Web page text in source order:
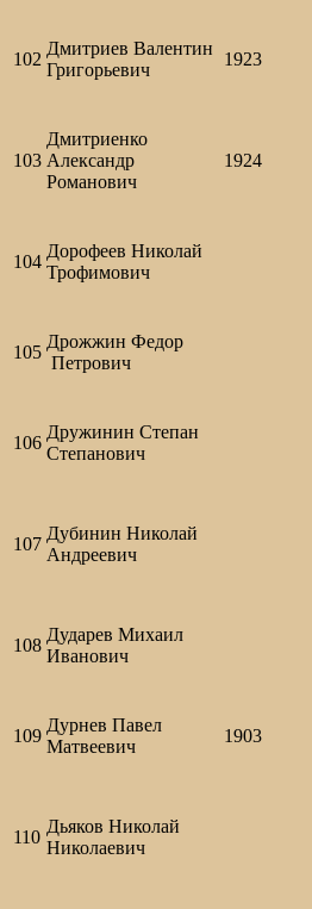
102
Дмитриев Валентин
Григорьевич
1923
103
Дмитриенко
Александр
Романович
1924
104
Дорофеев Николай
Трофимович
105
Дрожжин Федор
Петрович
106
Дружинин Степан
Степанович
107
Дубинин Николай
Андреевич
108
Дударев Михаил
Иванович
109
Дурнев Павел
Матвеевич
1903
110
Дьяков Николай
Николаевич